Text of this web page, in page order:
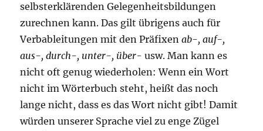
selbsterklärenden Gelegenheitsbildungen
zurechnen kann. Das gilt übrigens auch für
Verbableitungen mit den Präfixenab-, auf-,
aus-, durch-, unter-, über- usw. Man kann es
nicht oft genug wiederholen: Wenn ein Wort
nicht im Wörterbuch steht, heißt das noch
lange nicht, dass es das Wort nicht gibt! Damit
würden unserer Sprache viel zu enge Zügel